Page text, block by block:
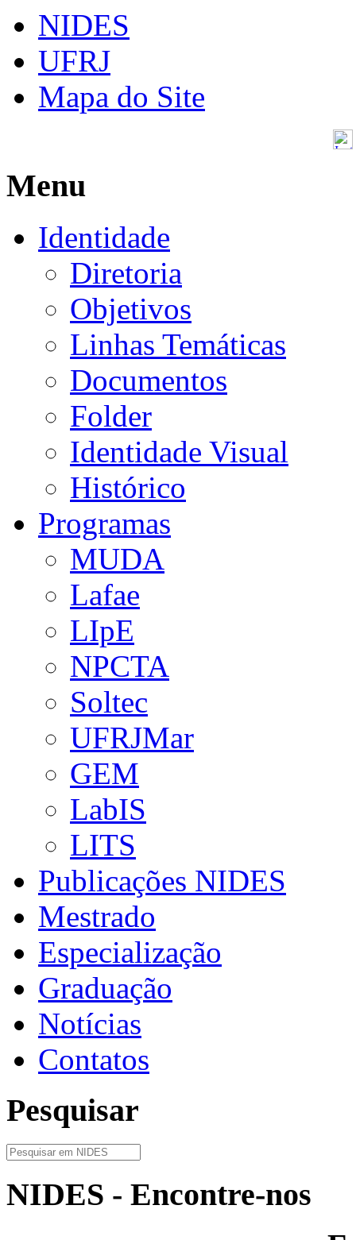
NIDES
UFRJ
Mapa do Site
Menu
Identidade
Diretoria
Objetivos
Linhas Temáticas
Documentos
Folder
Identidade Visual
Histórico
Programas
MUDA
Lafae
LIpE
NPCTA
Soltec
UFRJMar
GEM
LabIS
LITS
Publicações NIDES
Mestrado
Especialização
Graduação
Notícias
Contatos
Pesquisar
NIDES - Encontre-nos